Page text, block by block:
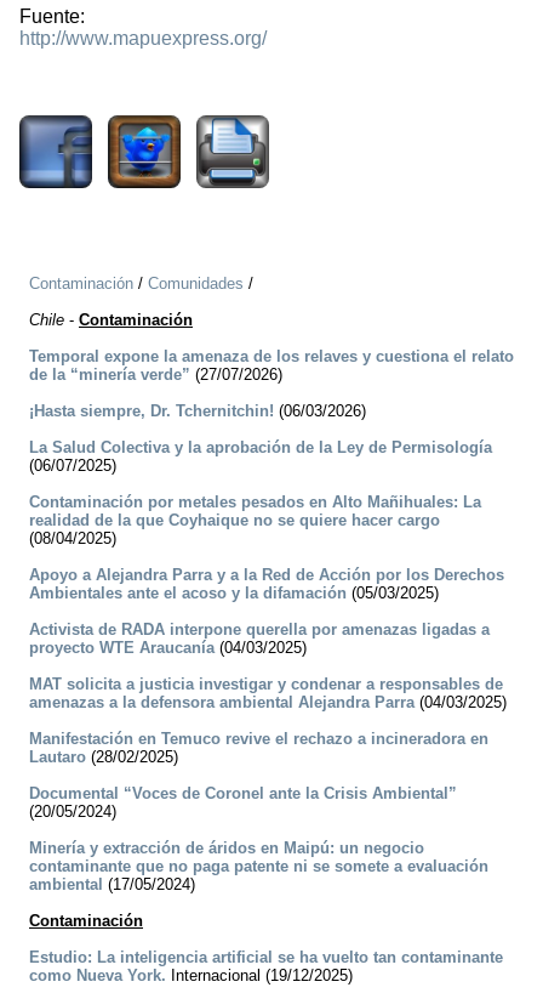
Fuente:
http://www.mapuexpress.org/
Contaminación / Comunidades /
Chile - Contaminación
Temporal expone la amenaza de los relaves y cuestiona el relato
de la “minería verde” (27/07/2026)
¡Hasta siempre, Dr. Tchernitchin! (06/03/2026)
La Salud Colectiva y la aprobación de la Ley de Permisología
(06/07/2025)
Contaminación por metales pesados en Alto Mañihuales: La
realidad de la que Coyhaique no se quiere hacer cargo
(08/04/2025)
Apoyo a Alejandra Parra y a la Red de Acción por los Derechos
Ambientales ante el acoso y la difamación (05/03/2025)
Activista de RADA interpone querella por amenazas ligadas a
proyecto WTE Araucanía(04/03/2025)
MAT solicita a justicia investigar y condenar a responsables de
amenazas a la defensora ambiental Alejandra Parra(04/03/2025)
Manifestación en Temuco revive el rechazo a incineradora en
Lautaro (28/02/2025)
Documental “Voces de Coronel ante la Crisis Ambiental”
(20/05/2024)
Minería y extracción de áridos en Maipú: un negocio
contaminante que no paga patente ni se somete a evaluación
ambiental (17/05/2024)
Contaminación
Estudio: La inteligencia artificial se ha vuelto tan contaminante
como Nueva York. Internacional (19/12/2025)